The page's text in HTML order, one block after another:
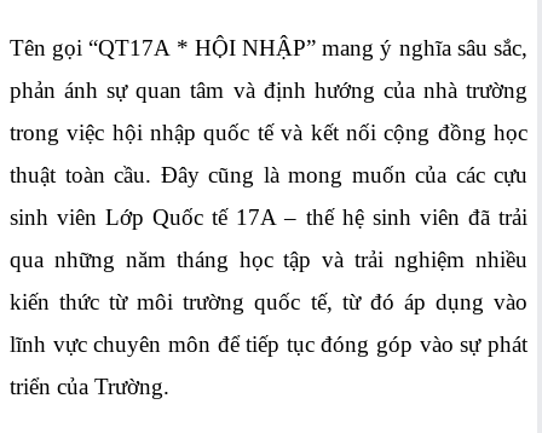
Tên gọi “QT17A * HỘI NHẬP” mang ý nghĩa sâu sắc,
phản ánh sự quan tâm và định hướng của nhà trường
trong việc hội nhập quốc tế và kết nối cộng đồng học
thuật toàn cầu. Đây cũng là mong muốn của các cựu
sinh viên Lớp Quốc tế 17A – thế hệ sinh viên đã trải
qua những năm tháng học tập và trải nghiệm nhiều
kiến thức từ môi trường quốc tế, từ đó áp dụng vào
lĩnh vực chuyên môn để tiếp tục đóng góp vào sự phát
triển của Trường.